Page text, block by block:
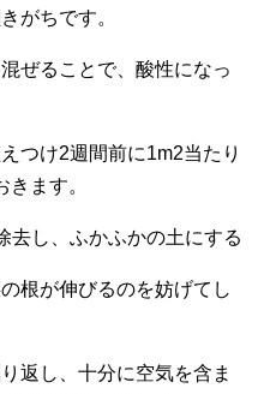
がちです。
ぜることで、酸性になっ
つけ2週間前に1m2当たり
ます。
去し、ふかふかの土にする
根が伸びるのを妨げてし
返し、十分に空気を含ま